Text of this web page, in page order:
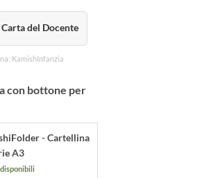
Carta del Docente
KamishInfanzia
con bottone per
- Cartellina
A3